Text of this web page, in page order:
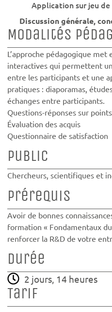
Application sur jeu
Discussion générale,
Modalités
L’approche pédagogique
interactives qui permettent
entre les participants et une
pratiques : diaporamas,
échanges entre participants.
Questions-réponses sur
Évaluation des acquis
Questionnaire de satisfaction
Public
Chercheurs, scientifiques et
Prérequis
Avoir de bonnes
formation « Fondamentaux
renforcer la R&D de votre
Durée
2 jours, 14 heures
Tarif